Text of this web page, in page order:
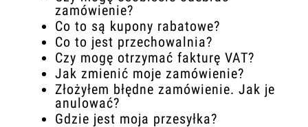
zamówienie?
Co to są kupony rabatowe?
Co to jest przechowalnia?
Czy mogę otrzymać fakturę VAT?
Jak zmienić moje zamówienie?
Złożyłem błędne zamówienie. Jak je
anulować?
Gdzie jest moja przesyłka?